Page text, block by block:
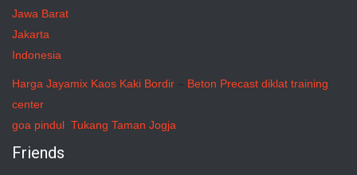
Jawa Barat
Jakarta
Indonesia
Harga Jayamix Kaos Kaki Bordir – Beton Precast diklat training
center
goa pindul Tukang Taman Jogja
Friends